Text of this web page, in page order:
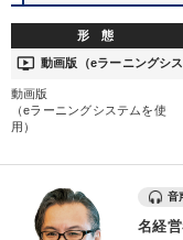
形 態
ondemand_video 動画版（eラーニングシス
動画版
（eラーニングシステムを使
用）
音
名経